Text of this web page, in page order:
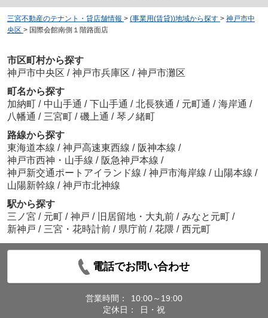
三宮不動産のテナント・貸店舗情報 > (事業用(賃貸))地域から探す > 神戸市中
央区 > 国際会館南側１階路面店
市区町村から探す
神戸市中央区 / 神戸市兵庫区 / 神戸市灘区
町名から探す
加納町 / 中山手通 / 下山手通 / 北長狭通 / 元町通 / 海岸通 /
八幡通 / 三宮町 / 磯上通 / 琴ノ緒町
路線から探す
東海道本線 / 神戸高速東西線 / 阪神本線 /
神戸市西神・山手線 / 阪急神戸本線 /
神戸新交通ポートアイランド線 / 神戸市海岸線 / 山陽本線 /
山陽新幹線 / 神戸市北神線
駅から探す
三ノ宮 / 元町 / 神戸 / 旧居留地・大丸前 / みなと元町 /
新神戸 / 三宮・花時計前 / 県庁前 / 花隈 / 西元町
電話でお問い合わせ
営業時間：
10:00～19:00
定休日：
日・祝